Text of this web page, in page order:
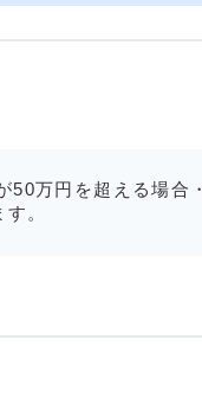
万円を超える場合・
。